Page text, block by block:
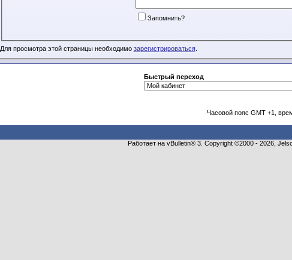
Запомнить?
Для просмотра этой страницы необходимо зарегистрироваться.
Быстрый переход
Часовой пояс GMT +1,
Работает на vBulletin® 3. Copyright ©2000 - 2026,